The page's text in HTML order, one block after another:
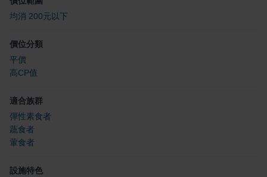
均消 200元以下
價位分類
平價
高CP值
適合族群
彈性素食者
蔬食者
葷食者
設施特色